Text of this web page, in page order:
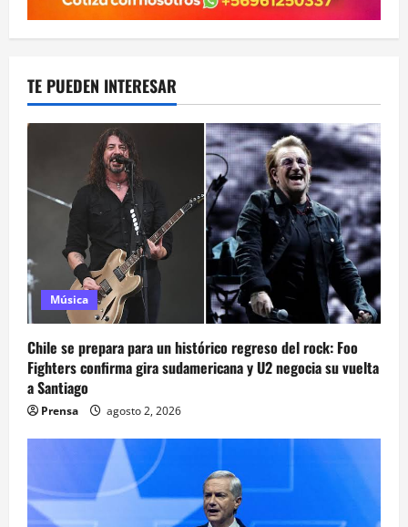
TE PUEDEN INTERESAR
Música
Chile se prepara para un histórico regreso del rock: Foo
Fighters confirma gira sudamericana y U2 negocia su vuelta
a Santiago
Prensa agosto 2, 2026